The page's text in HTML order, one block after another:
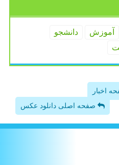
آموزش
دانشجو
اخبار
صفحه اصلی دانلود عکس